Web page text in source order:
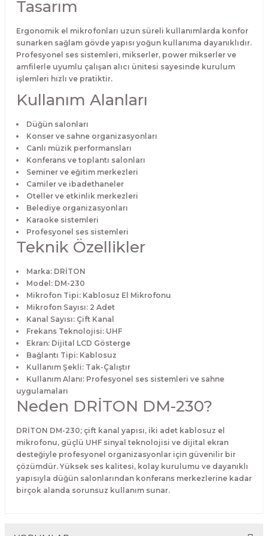
Tasarım
Ergonomik el mikrofonları uzun süreli kullanımlarda konfor
sunarken sağlam gövde yapısı yoğun kullanıma dayanıklıdır.
Profesyonel ses sistemleri, mikserler, power mikserler ve
amfilerle uyumlu çalışan alıcı ünitesi sayesinde kurulum
işlemleri hızlı ve pratiktir.
Kullanım Alanları
Düğün salonları
Konser ve sahne organizasyonları
Canlı müzik performansları
Konferans ve toplantı salonları
Seminer ve eğitim merkezleri
Camiler ve ibadethaneler
Oteller ve etkinlik merkezleri
Belediye organizasyonları
Karaoke sistemleri
Profesyonel ses sistemleri
Teknik Özellikler
Marka: DRİTON
Model: DM-230
Mikrofon Tipi: Kablosuz El Mikrofonu
Mikrofon Sayısı: 2 Adet
Kanal Sayısı: Çift Kanal
Frekans Teknolojisi: UHF
Ekran: Dijital LCD Gösterge
Bağlantı Tipi: Kablosuz
Kullanım Şekli: Tak-Çalıştır
Kullanım Alanı: Profesyonel ses sistemleri ve sahne
uygulamaları
Neden DRİTON DM-230?
DRİTON DM-230; çift kanal yapısı, iki adet kablosuz el
mikrofonu, güçlü UHF sinyal teknolojisi ve dijital ekran
desteğiyle profesyonel organizasyonlar için güvenilir bir
çözümdür. Yüksek ses kalitesi, kolay kurulumu ve dayanıklı
yapısıyla düğün salonlarından konferans merkezlerine kadar
birçok alanda sorunsuz kullanım sunar.